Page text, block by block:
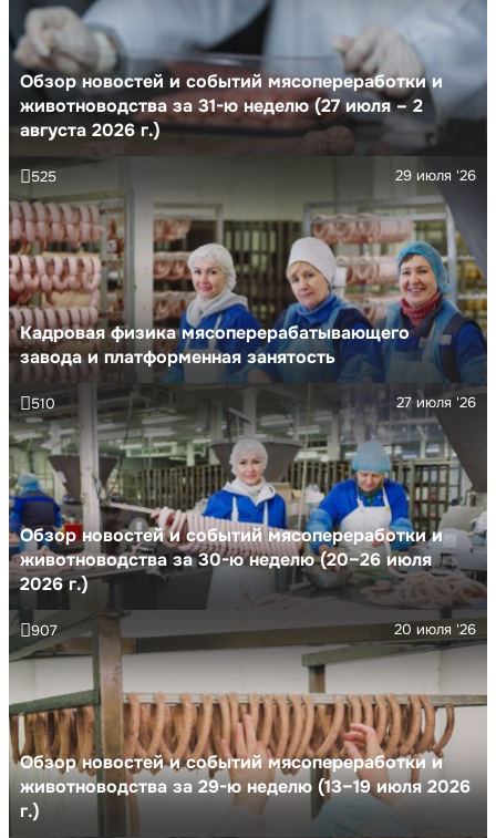
Обзор новостей и событий мясопереработки и
животноводства за 31-ю неделю (27 июля – 2
августа 2026 г.)
Кадровая физика мясоперерабатывающего
завода и платформенная занятость
29 июля '26
525
Обзор новостей и событий мясопереработки и
животноводства за 30-ю неделю (20–26 июля
2026 г.)
27 июля '26
510
Обзор новостей и событий мясопереработки и
животноводства за 29-ю неделю (13–19 июля 2026
г.)
20 июля '26
907